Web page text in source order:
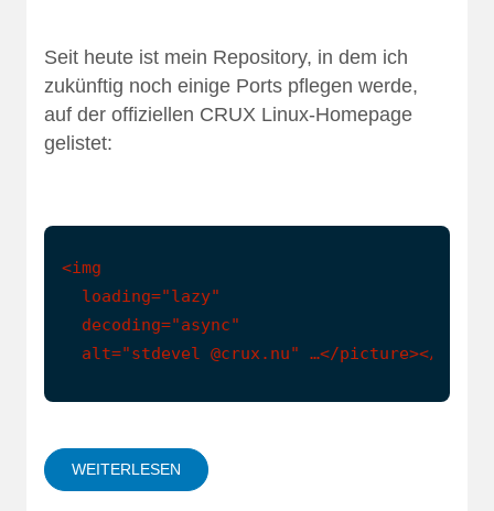
Seit heute ist mein Repository, in dem ich
zukünftig noch einige Ports pflegen werde,
auf der offiziellen CRUX Linux-Homepage
gelistet:
<img
  loading="lazy"
  decoding="async"
alt="stdevel @crux.nu" …</picture></
WEITERLESEN